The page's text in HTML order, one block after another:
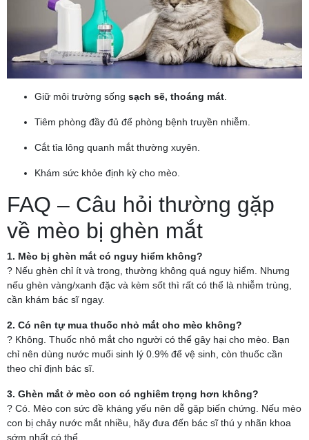
Giữ môi trường sống sạch sẽ, thoáng mát
Tiêm phòng đầy đủ để phòng bệnh truyền nhiễm.
Cắt tỉa lông quanh mắt thường xuyên.
Khám sức khỏe định kỳ cho mèo.
FAQ – Câu hỏi thường gặp
về mèo bị ghèn mắt
1. Mèo bị ghèn mắt có nguy hiểm không?
? Nếu ghèn chỉ ít và trong, thường không quá nguy hiểm. Nhưng
nếu ghèn vàng/xanh đặc và kèm sốt thì rất có thể là nhiễm trùng,
cần khám bác sĩ ngay.
2. Có nên tự mua thuốc nhỏ mắt cho mèo không?
? Không. Thuốc nhỏ mắt cho người có thể gây hại cho mèo. Bạn
chỉ nên dùng nước muối sinh lý 0.9% để vệ sinh, còn thuốc cần
theo chỉ định bác sĩ.
3. Ghèn mắt ở mèo con có nghiêm trọng hơn không?
? Có. Mèo con sức đề kháng yếu nên dễ gặp biến chứng. Nếu mèo
con bị chảy nước mắt nhiều, hãy đưa đến bác sĩ thú y nhãn khoa
sớm nhất có thể.